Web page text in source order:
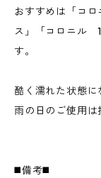
おすすめは「コ
ス」「コロニル
す。
酷く濡れた状態に
雨の日のご使用は
◼️備考◼️